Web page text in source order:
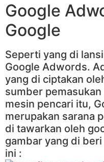
Google
Google
Seperti yang di
Google Adwords.
yang di ciptakan
sumber
mesin pencari itu,
merupakan sarana
di tawarkan oleh
gambar yang di
ini :